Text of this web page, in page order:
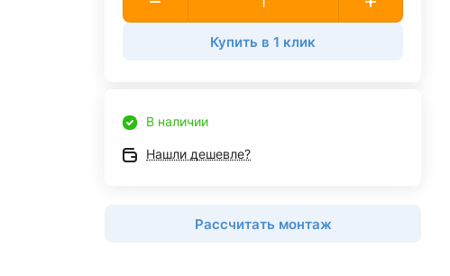
Купить в 1 клик
В наличии
Нашли дешевле?
Рассчитать монтаж